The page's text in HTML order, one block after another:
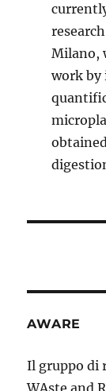
Milano,
work by
AWARE
Il gruppo di